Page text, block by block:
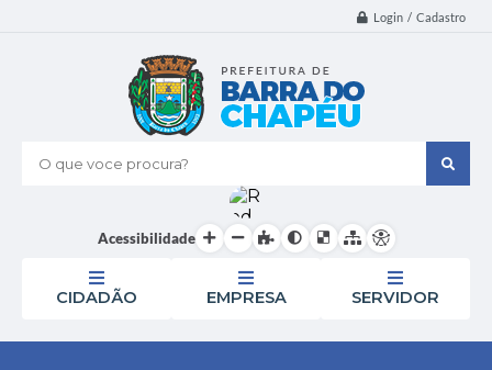
Login / Cadastro
O que voce procura?
Acessibilidade
CIDADÃO EMPRESA SERVIDOR